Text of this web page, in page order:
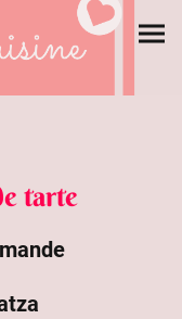
tarte